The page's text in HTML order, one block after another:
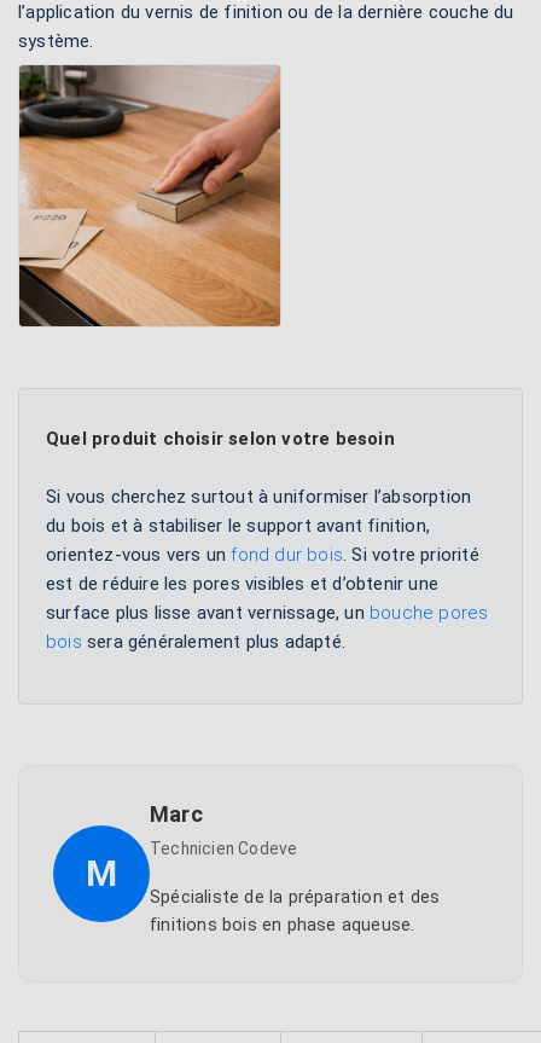
l’application du vernis de finition ou de la dernière couche du
système.
Quel produit choisir selon votre besoin
Si vous cherchez surtout à uniformiser l’absorption
du bois et à stabiliser le support avant finition,
orientez-vous vers unfond dur bois. Si votre priorité
est de réduire les pores visibles et d’obtenir une
surface plus lisse avant vernissage, un bouche pores
bois sera généralement plus adapté.
M
Marc
Technicien Codeve
Spécialiste de la préparation et des
finitions bois en phase aqueuse.